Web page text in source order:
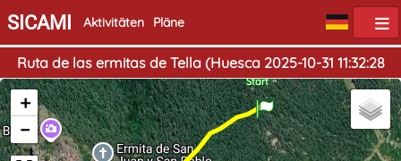
SICAMI Aktivitäten Pläne
Ruta de las ermitas de Tella (Huesca 2025-10-31 11:32:28
Start
+
−